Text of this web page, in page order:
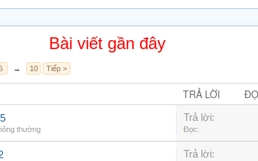
Bài viết gần đây
→ 10 Tiếp >
TRẢ LỜI
thường
Trả lời:
Đọc:
Trả lời: